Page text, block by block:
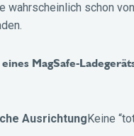
wahrscheinlich schon
MagSafe-
AusrichtungKeine